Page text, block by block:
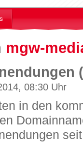
mgw-
08:30 Uhr
in den